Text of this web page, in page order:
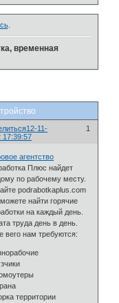
.
временная
1
12-11-
17:39:57
агентство
Плюс найдет
по рабочему месту.
podrabotkaplus.com
найти горячие
на каждый день.
труда день в день.
вего нам требуются:
территории